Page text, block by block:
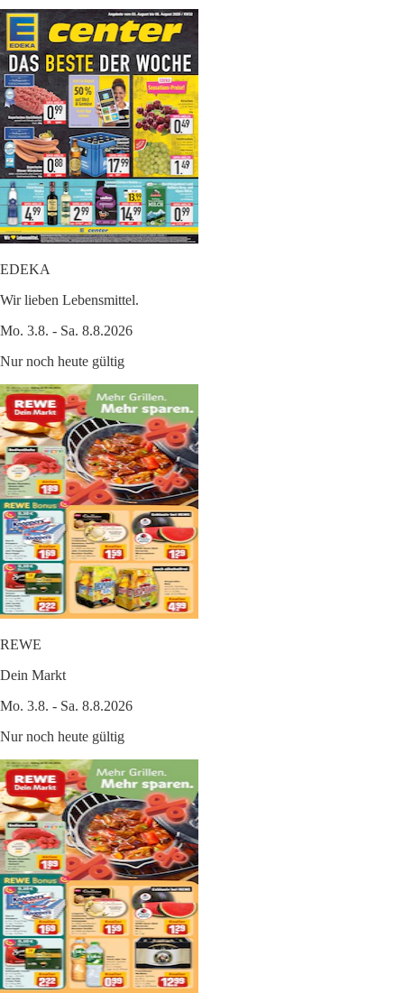
EDEKA
Wir lieben Lebensmittel.
Mo. 3.8. - Sa. 8.8.2026
Nur noch heute gültig
REWE
Dein Markt
Mo. 3.8. - Sa. 8.8.2026
Nur noch heute gültig